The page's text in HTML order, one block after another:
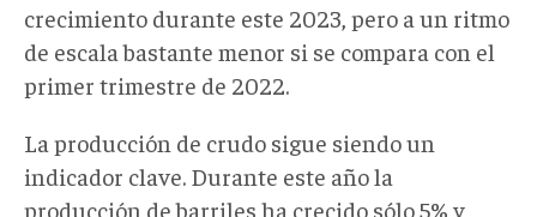
crecimiento durante este 2023, pero a un ritmo
de escala bastante menor si se compara con el
primer trimestre de 2022.
La producción de crudo sigue siendo un
indicador clave. Durante este año la
producción de barriles ha crecido sólo 5% y